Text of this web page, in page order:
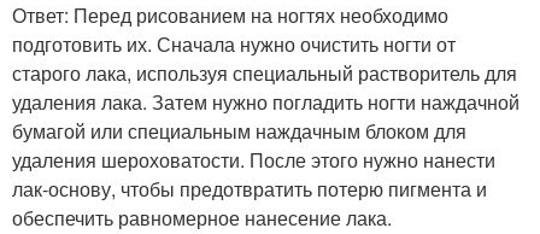
Ответ: Перед рисованием на ногтях необходимо
подготовить их. Сначала нужно очистить ногти от
старого лака, используя специальный растворитель для
удаления лака. Затем нужно погладить ногти наждачной
бумагой или специальным наждачным блоком для
удаления шероховатости. После этого нужно нанести
лак-основу, чтобы предотвратить потерю пигмента и
обеспечить равномерное нанесение лака.